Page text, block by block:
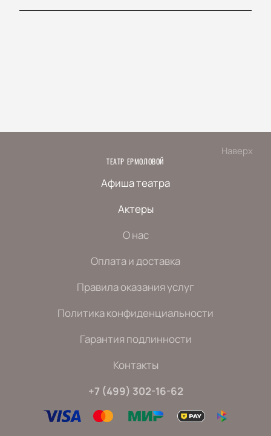
Наверх
ТЕАТР ЕРМОЛОВОЙ
Афиша театра
Актеры
О нас
Оплата и доставка
Правила оказания услуг
Политика конфиденциальности
Гарантия подлинности
Контакты
+7 (499) 302-16-62